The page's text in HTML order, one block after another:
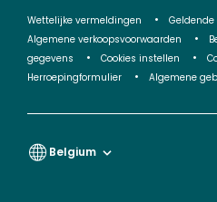
Wettelijke vermeldingen
Algemene verkoopsvoorwaarden
gegevens
Cookies instellen
Herroepingformulier
Algemene
Belgium